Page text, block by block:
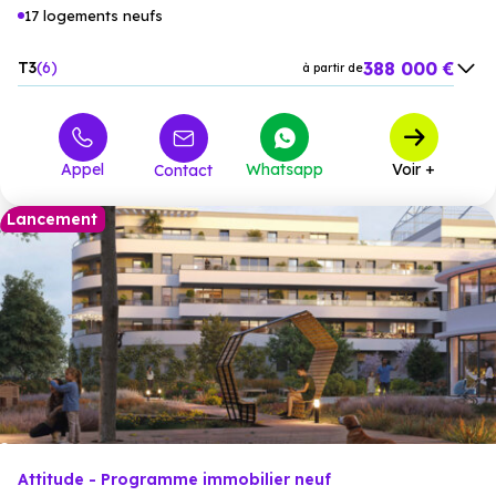
17 logements neufs
T3 6 à partir de388 000 €
à partir de 893 000 €
Appel Contact Whatsapp Voir +
Lancement
Attitude - Programme immobilier neuf